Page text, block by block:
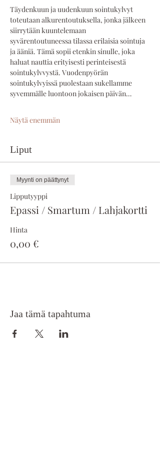
Täydenkuun ja uudenkuun sointukylvyt
toteutaan alkurentoutuksella, jonka jälkeen
siirrytään kuuntelemaan
syvärentoutuneessa tilassa erilaisia sointuja
ja ääniä. Tämä sopii etenkin sinulle, joka
haluat nauttia erityisesti perinteisestä
sointukylvvystä. Vuodenpyörän
sointukylvyissä puolestaan sukellamme
syvemmälle luontoon jokaisen päivän…
Näytä enemmän
Liput
Myynti on päättynyt
Lipputyyppi
Epassi / Smartum / Lahjakortti
Hinta
0,00 €
Jaa tämä tapahtuma